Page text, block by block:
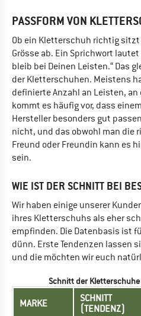
PASSFORM VON
Ob ein Kletterschuh richtig
Grösse ab. Ein Sprichwort
bleib bei Deinen Leisten.“ Das
der Kletterschuhen. Meistens
definierte Anzahl an Leisten,
kommt es häufig vor, dass
Hersteller besonders gut
nicht, und das obwohl man die
Freund oder Freundin kann es
sein.
WIE IST DER SCHNITT BEI
Wir haben einige unserer
ihres Kletterschuhs als eher
empfinden. Die Datenbasis ist
dünn. Erste Tendenzen lassen
und die möchten wir euch
Schnitt der
MARKE
SCHNITT
(TENDENZ)